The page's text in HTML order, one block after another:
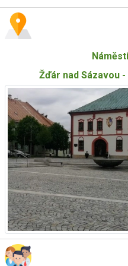
Žďár nad Sázavou